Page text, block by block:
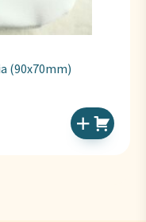
(90x70mm)